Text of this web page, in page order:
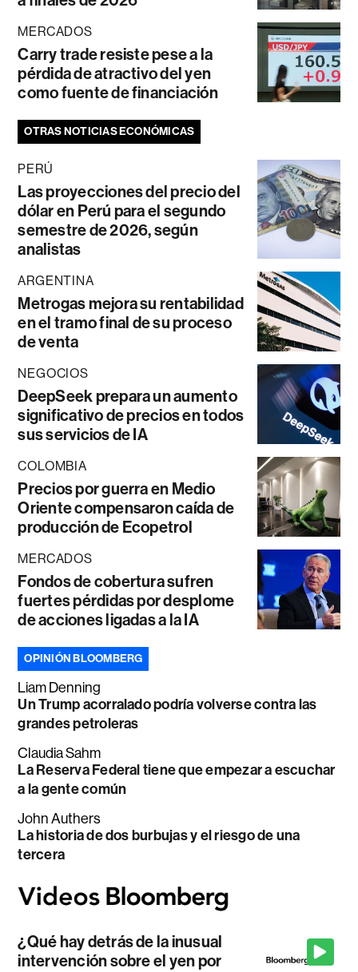
MERCADOS
Carry trade resiste pese a la
pérdida de atractivo del yen
como fuente de financiación
OTRAS NOTICIAS ECONÓMICAS
PERÚ
Las proyecciones del precio del
dólar en Perú para el segundo
semestre de 2026, según
analistas
ARGENTINA
Metrogas mejora su rentabilidad
en el tramo final de su proceso
de venta
NEGOCIOS
DeepSeek prepara un aumento
significativo de precios en todos
sus servicios de IA
COLOMBIA
Precios por guerra en Medio
Oriente compensaron caída de
producción de Ecopetrol
MERCADOS
Fondos de cobertura sufren
fuertes pérdidas por desplome
de acciones ligadas a la IA
OPINIÓN BLOOMBERG
Liam Denning
Un Trump acorralado podría volverse contra las
grandes petroleras
Claudia Sahm
La Reserva Federal tiene que empezar a escuchar
a la gente común
John Authers
La historia de dos burbujas y el riesgo de una
tercera
¿Qué hay detrás de la inusual
intervención sobre el yen por